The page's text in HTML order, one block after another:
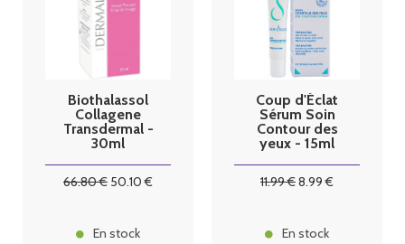
Biothalassol
Collagene
Transdermal -
30ml
66.80€ 50.10 €
En stock
Coup d'Éclat
Sérum Soin
Contour des
yeux - 15ml
11.99€8.99 €
En stock